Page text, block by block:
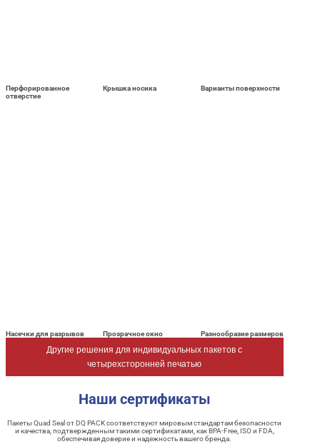
Перфорированное
отверстие
Крышка носика Варианты поверхности
Насечки для разрывов Прозрачное окно Разнообразие размеров
Другие решения для индивидуальных пакетов с
четырехсторонней печатью
Наши сертификаты
Пакеты Quad Seal от DQ PACK соответствуют мировым стандартам безопасности
и качества, подтвержденным такими сертификатами, как BPA-Free, ISO и FDA,
обеспечивая доверие и надежность вашего бренда.